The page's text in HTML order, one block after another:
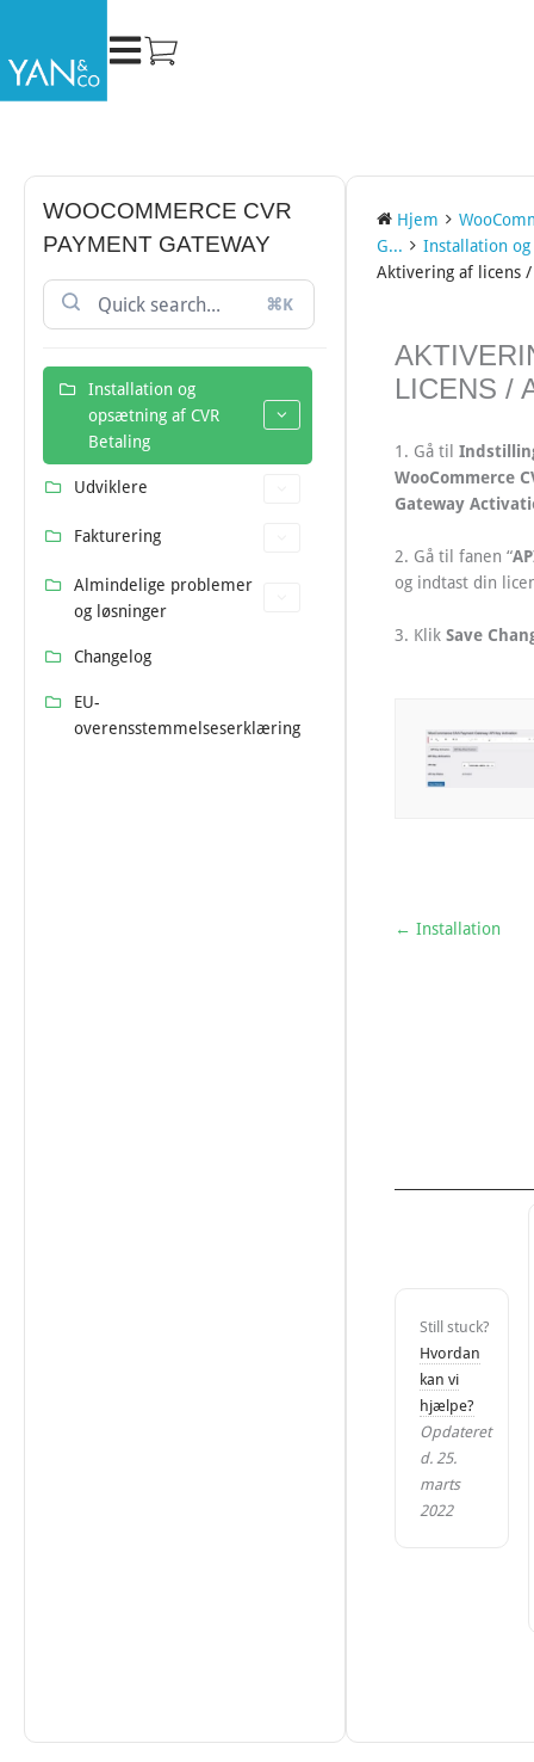
indholdet
WOOCOMMERCE CVR
PAYMENT GATEWAY
⌘K
Installation og
opsætning af CVR
Betaling
Udviklere
Fakturering
Almindelige problemer
og løsninger
Changelog
EU-
overensstemmelseserklæring
Hjem
G...
Installation
Aktivering af licens
LICENS /
1. Gå til
WooCommerce
Gateway
2. Gå til fanen “
og indtast din
3. Klik Save
NAVIGATION
← Installation
Still stuck?
Hvordan
kan vi
hjælpe?
Opdateret
d. 25.
marts
2022